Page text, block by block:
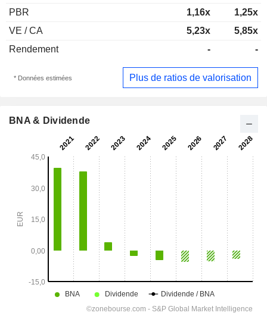
PBR 1,16x
1,25x
VE / CA
5,23x
5,85x
Rendement
- -
* Données estimées Plus de ratios de valorisation
BNA & Dividende